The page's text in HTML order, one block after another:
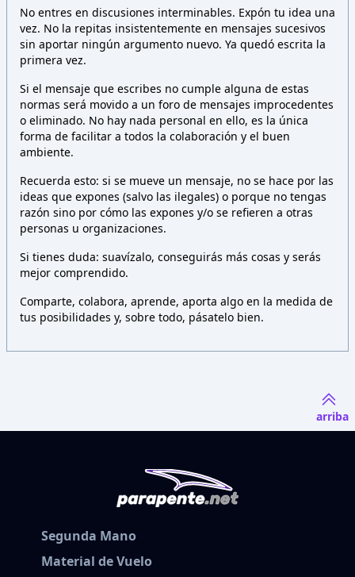
No entres en discusiones interminables. Expón tu idea una
vez. No la repitas insistentemente en mensajes sucesivos
sin aportar ningún argumento nuevo. Ya quedó escrita la
primera vez.
Si el mensaje que escribes no cumple alguna de estas
normas será movido a un foro de mensajes improcedentes
o eliminado. No hay nada personal en ello, es la única
forma de facilitar a todos la colaboración y el buen
ambiente.
Recuerda esto: si se mueve un mensaje, no se hace por las
ideas que expones (salvo las ilegales) o porque no tengas
razón sino por cómo las expones y/o se refieren a otras
personas u organizaciones.
Si tienes duda: suavízalo, conseguirás más cosas y serás
mejor comprendido.
Comparte, colabora, aprende, aporta algo en la medida de
tus posibilidades y, sobre todo, pásatelo bien.
arriba
Segunda Mano
Material de Vuelo